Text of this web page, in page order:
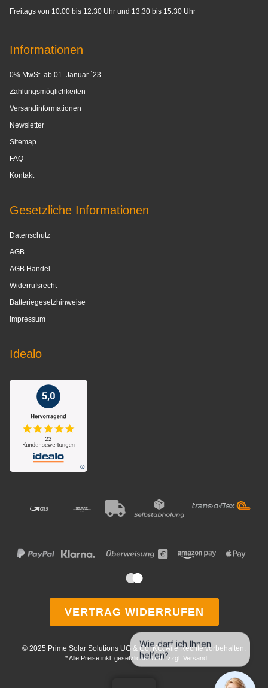
Freitags von 10:00 bis 12:30 Uhr und 13:30 bis 15:30 Uhr
Informationen
0% MwSt. ab 01. Januar ´23
Zahlungsmöglichkeiten
Versandinformationen
Newsletter
Sitemap
FAQ
Kontakt
Gesetzliche Informationen
Datenschutz
AGB
AGB Handel
Widerrufsrecht
Batteriegesetzhinweise
Impressum
Idealo
VERTRAG WIDERRUFEN
© 2025 Prime Solar Solutions UG & Co. KG. Alle Rechte vorbehalten.
* Alle Preise inkl. gesetzlicher USt., zzgl. Versand
Wie darf ich Ihnen
helfen?